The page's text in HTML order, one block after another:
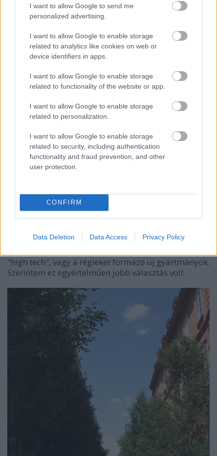
I want to allow Google to send me
personalized advertising.
I want to allow Google to enable storage
related to analytics like cookies on web or
device identifiers in apps.
I want to allow Google to enable storage
related to functionality of the website or app.
I want to allow Google to enable storage
related to personalization.
I want to allow Google to enable storage
related to security, including authentication
functionality and fraud prevention, and other
user protection.
CONFIRM
Data Deletion Data Access Privacy Policy
Általános vélemény, hogy történelmi környezetbe
"high tech", vagy a régieket formázó új gyártmányok.
Szerintem ez egyértelműen jobb választás volt.